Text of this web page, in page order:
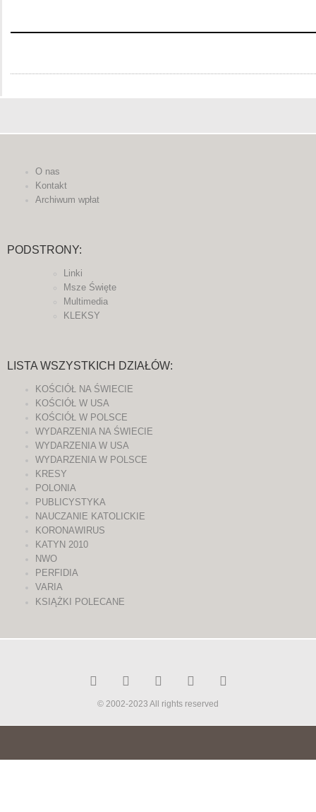
O nas
Kontakt
Archiwum wpłat
PODSTRONY:
Linki
Msze Święte
Multimedia
KLEKSY
LISTA WSZYSTKICH DZIAŁÓW:
KOŚCIÓŁ NA ŚWIECIE
KOŚCIÓŁ W USA
KOŚCIÓŁ W POLSCE
WYDARZENIA NA ŚWIECIE
WYDARZENIA W USA
WYDARZENIA W POLSCE
KRESY
POLONIA
PUBLICYSTYKA
NAUCZANIE KATOLICKIE
KORONAWIRUS
KATYN 2010
NWO
PERFIDIA
VARIA
KSIĄŻKI POLECANE
© 2002-2023 All rights reserved